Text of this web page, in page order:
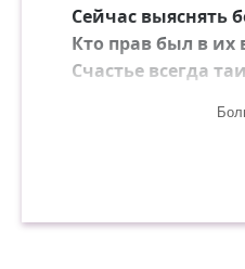
Сейчас выяснять
Кто прав был в их
Счастье всегда
Но самую, видно,